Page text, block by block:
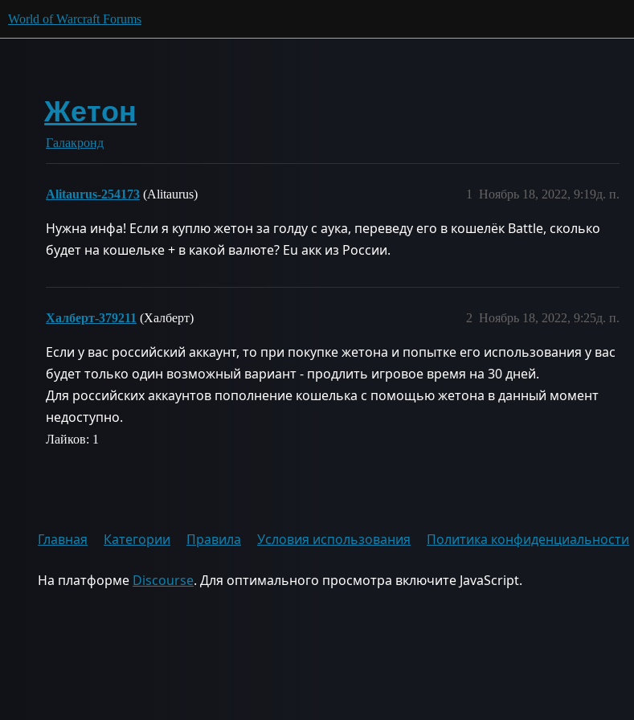
World of Warcraft Forums
Жетон
Галакронд
Alitaurus-254173 (Alitaurus) Ноябрь 18, 2022, 9:19д. п.
1
Нужна инфа! Если я куплю жетон за голду с аука, переведу его в кошелёк Battle, сколько
будет на кошельке + в какой валюте? Eu акк из России.
Халберт-379211 (Халберт) Ноябрь 18, 2022, 9:25д. п.
2
Если у вас российский аккаунт, то при покупке жетона и попытке его использования у вас
будет только один возможный вариант - продлить игровое время на 30 дней.
Для российских аккаунтов пополнение кошелька с помощью жетона в данный момент
недоступно.
Лайков: 1
Главная Категории Правила Условия использования Политика конфиденциальности
На платформе Discourse. Для оптимального просмотра включите JavaScript.